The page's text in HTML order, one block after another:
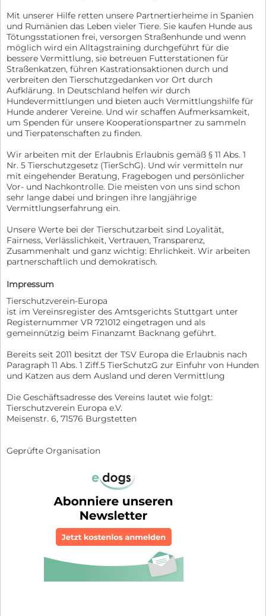
Mit unserer Hilfe retten unsere Partnertierheime in Spanien
und Rumänien das Leben vieler Tiere. Sie kaufen Hunde aus
Tötungsstationen frei, versorgen Straßenhunde und wenn
möglich wird ein Alltagstraining durchgeführt für die
bessere Vermittlung, sie betreuen Futterstationen für
Straßenkatzen, führen Kastrationsaktionen durch und
verbreiten den Tierschutzgedanken vor Ort durch
Aufklärung. In Deutschland helfen wir durch
Hundevermittlungen und bieten auch Vermittlungshilfe für
Hunde anderer Vereine. Und wir schaffen Aufmerksamkeit,
um Spenden für unsere Kooperationspartner zu sammeln
und Tierpatenschaften zu finden.
Wir arbeiten mit der Erlaubnis Erlaubnis gemäß § 11 Abs. 1
Nr. 5 Tierschutzgesetz (TierSchG). Und wir vermitteln nur
mit eingehender Beratung, Fragebogen und persönlicher
Vor- und Nachkontrolle. Die meisten von uns sind schon
sehr lange dabei und bringen ihre langjährige
Vermittlungserfahrung ein.
Unsere Werte bei der Tierschutzarbeit sind Loyalität,
Fairness, Verlässlichkeit, Vertrauen, Transparenz,
Zusammenhalt und ganz wichtig: Ehrlichkeit. Wir arbeiten
partnerschaftlich und demokratisch.
Impressum
Tierschutzverein-Europa
ist im Vereinsregister des Amtsgerichts Stuttgart unter
Registernummer VR 721012 eingetragen und als
gemeinnützig beim Finanzamt Backnang geführt.
Bereits seit 2011 besitzt der TSV Europa die Erlaubnis nach
Paragraph 11 Abs. 1 Ziff.5 TierSchutzG zur Einfuhr von Hunden
und Katzen aus dem Ausland und deren Vermittlung
Die Geschäftsadresse des Vereins lautet wie folgt:
Tierschutzverein Europa e.V.
Meisenstr. 6, 71576 Burgstetten
Geprüfte Organisation